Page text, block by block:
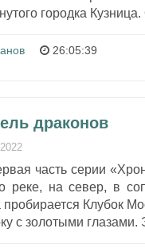
городка Кузница.
26:05:39
драконов
часть серии
реке, на север, в
пробирается Клубок
с золотыми глазами.